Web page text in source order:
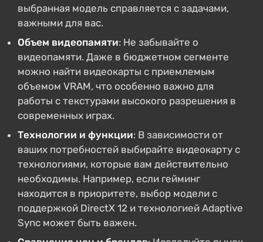
выбранная модель справляется с задачами,
важными для вас.
Объем видеопамяти: Не забывайте о
видеопамяти. Даже в бюджетном сегменте
можно найти видеокарты с приемлемым
объемом VRAM, что особенно важно для
работы с текстурами высокого разрешения в
современных играх.
Технологии и функции: В зависимости от
ваших потребностей выбирайте видеокарту с
технологиями, которые вам действительно
необходимы. Например, если гейминг
находится в приоритете, выбор модели с
поддержкой DirectX 12 и технологией Adaptive
Sync может быть важен.